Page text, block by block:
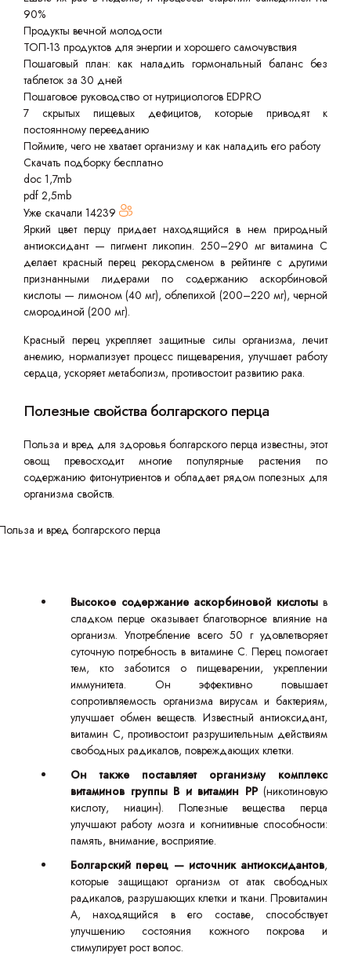
90%
Продукты вечной молодости
ТОП-13 продуктов для энергии и хорошего самочувствия
Пошаговый план: как наладить гормональный баланс без
таблеток за 30 дней
Пошаговое руководство от нутрициологов EDPRO
7 скрытых пищевых дефицитов, которые приводят к
постоянному перееданию
Поймите, чего не хватает организму и как наладить его работу
Скачать подборку бесплатно
doc 1,7mb
pdf 2,5mb
Уже скачали 14239
Яркий цвет перцу придает находящийся в нем природный
антиоксидант — пигмент ликопин. 250–290 мг витамина С
делает красный перец рекордсменом в рейтинге с другими
признанными лидерами по содержанию аскорбиновой
кислоты — лимоном (40 мг), облепихой (200–220 мг), черной
смородиной (200 мг).
Красный перец укрепляет защитные силы организма, лечит
анемию, нормализует процесс пищеварения, улучшает работу
сердца, ускоряет метаболизм, противостоит развитию рака.
Полезные свойства болгарского перца
Польза и вред для здоровья болгарского перца известны, этот
овощ превосходит многие популярные растения по
содержанию фитонутриентов и обладает рядом полезных для
организма свойств.
Высокое содержание аскорбиновой кислоты в
сладком перце оказывает благотворное влияние на
организм. Употребление всего 50 г удовлетворяет
суточную потребность в витамине С. Перец помогает
тем, кто заботится о пищеварении, укреплении
иммунитета. Он эффективно повышает
сопротивляемость организма вирусам и бактериям,
улучшает обмен веществ. Известный антиоксидант,
витамин С, противостоит разрушительным действиям
свободных радикалов, повреждающих клетки.
Он также поставляет организму комплекс
витаминов группы В и витамин РР (никотиновую
кислоту, ниацин). Полезные вещества перца
улучшают работу мозга и когнитивные способности:
память, внимание, восприятие.
Болгарский перец — источник антиоксидантов,
которые защищают организм от атак свободных
радикалов, разрушающих клетки и ткани. Провитамин
А, находящийся в его составе, способствует
улучшению состояния кожного покрова и
стимулирует рост волос.